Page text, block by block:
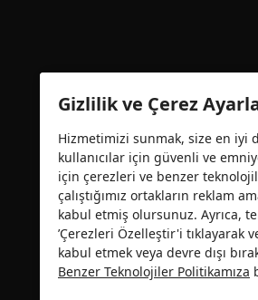
Güvenlik sertifikası
Gizlilik ve Çerez
Hizmetimizi sunmak, size en iyi
kullanıcılar için güvenli ve
için çerezleri ve benzer
çalıştığımız ortakların reklam
kabul etmiş olursunuz. Ayrıca,
’Çerezleri Özelleştir'i tıklayarak
kabul etmek veya devre dışı
Benzer Teknolojiler Politikamıza